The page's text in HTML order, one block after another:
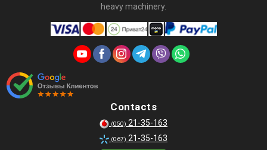
heavy machinery.
Contacts
(050) 21-35-163
(067) 21-35-163